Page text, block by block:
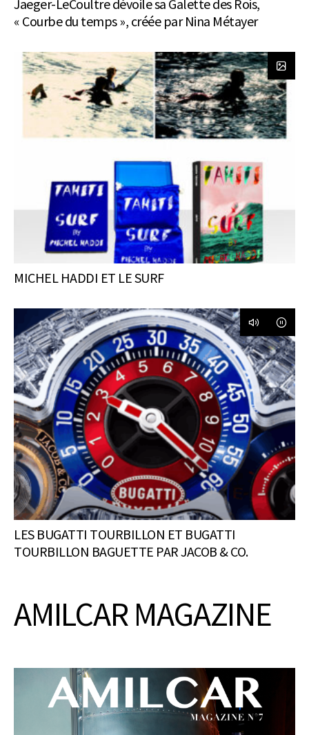
Jaeger-LeCoultre dévoile sa Galette des Rois,
« Courbe du temps », créée par Nina Métayer
MICHEL HADDI ET LE SURF
LES BUGATTI TOURBILLON ET BUGATTI
TOURBILLON BAGUETTE PAR JACOB & CO.
AMILCAR MAGAZINE